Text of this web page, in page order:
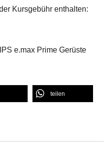
Kursgebühr enthalten:
e.max Prime Gerüste
teilen